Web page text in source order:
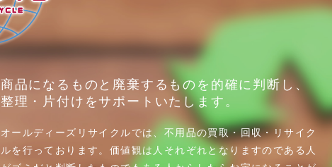
商品になるものと廃棄するものを的確に判断し、
整理・片付けをサポートいたします。
オールディーズリサイクルでは、不用品の買取・回収・リサイク
ルを行っております。価値観は人それぞれとなりますのである人